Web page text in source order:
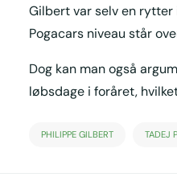
Gilbert var selv en rytter
Pogacars niveau står
Dog kan man også
løbsdage i foråret,
PHILIPPE GILBERT TADEJ